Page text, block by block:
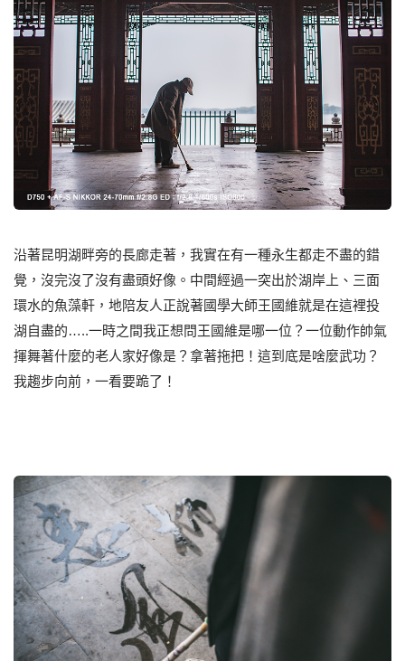
沿著昆明湖畔旁的長廊走著，我實在有一種永生都走不盡的錯
覺，沒完沒了沒有盡頭好像。中間經過一突出於湖岸上、三面
環水的魚藻軒，地陪友人正說著國學大師王國維就是在這裡投
湖自盡的…..一時之間我正想問王國維是哪一位？一位動作帥氣
揮舞著什麼的老人家好像是？拿著拖把！這到底是啥麼武功？
我趨步向前，一看要跪了！